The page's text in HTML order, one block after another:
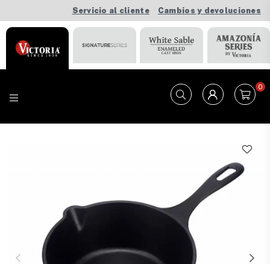
Servicio al cliente Cambios y devoluciones
0